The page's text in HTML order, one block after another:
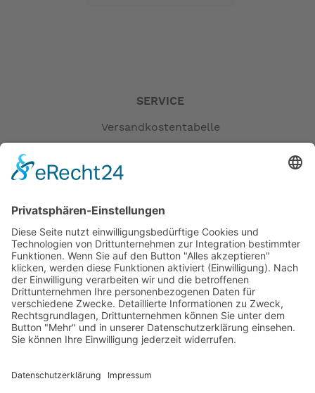
SERVICE
Versandkostentabelle
Erklärung zur Barrierefreiheit
AGB
Versandpartner
Zahlung und Versand
Öffnungszeiten
Verfügbarkeit
Größenrechner (Umlaufmaß)
Datenschutz